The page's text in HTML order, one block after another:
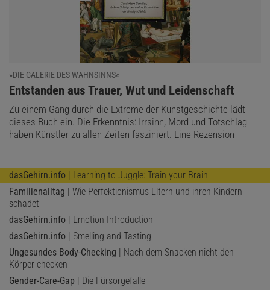
»DIE GALERIE DES WAHNSINNS«
:
Entstanden aus Trauer, Wut und Leidenschaft
Zu einem Gang durch die Extreme der Kunstgeschichte lädt
dieses Buch ein. Die Erkenntnis: Irrsinn, Mord und Totschlag
haben Künstler zu allen Zeiten fasziniert. Eine Rezension
dasGehirn.info | Learning to Juggle: Train your Brain
Familienalltag | Wie Perfektionismus Eltern und ihren Kindern
schadet
dasGehirn.info | Emotion Introduction
dasGehirn.info | Smelling and Tasting
Ungesundes Body-Checking | Nach dem Snacken nicht den
Körper checken
Gender-Care-Gap | Die Fürsorgefalle